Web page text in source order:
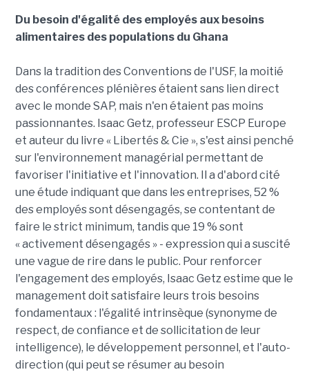
Du besoin d'égalité des employés aux besoins
alimentaires des populations du Ghana
Dans la tradition des Conventions de l'USF, la moitié
des conférences plénières étaient sans lien direct
avec le monde SAP, mais n'en étaient pas moins
passionnantes. Isaac Getz, professeur ESCP Europe
et auteur du livre « Libertés & Cie », s'est ainsi penché
sur l'environnement managérial permettant de
favoriser l'initiative et l'innovation. Il a d'abord cité
une étude indiquant que dans les entreprises, 52 %
des employés sont désengagés, se contentant de
faire le strict minimum, tandis que 19 % sont
« activement désengagés » - expression qui a suscité
une vague de rire dans le public. Pour renforcer
l'engagement des employés, Isaac Getz estime que le
management doit satisfaire leurs trois besoins
fondamentaux : l'égalité intrinsèque (synonyme de
respect, de confiance et de sollicitation de leur
intelligence), le développement personnel, et l'auto-
direction (qui peut se résumer au besoin